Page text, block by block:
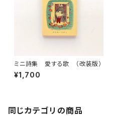
ミニ詩集 愛する歌 （改装版）
¥1,700
同じカテゴリの商品